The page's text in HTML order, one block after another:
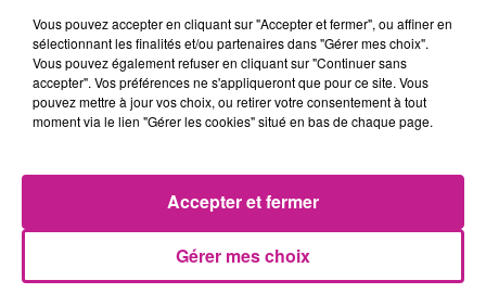
3h14
3h14 3h12
3h12
BRUNO MARS
On My Soul
3h03
3h03
Vous pouvez accepter en cliquant sur "Accepter et fermer", ou affiner en
sélectionnant les finalités et/ou partenaires dans "Gérer mes choix".
Vous pouvez également refuser en cliquant sur "Continuer sans
accepter". Vos préférences ne s'appliqueront que pour ce site. Vous
pouvez mettre à jour vos choix, ou retirer votre consentement à tout
moment via le lien "Gérer les cookies" situé en bas de chaque page.
Gérer mes choix
Accepter et fermer